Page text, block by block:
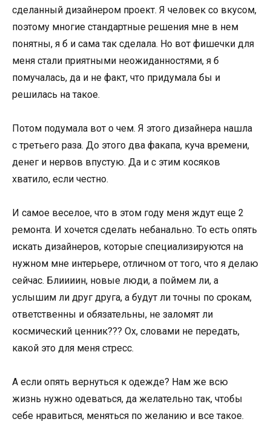
сделанный дизайнером проект. Я человек со вкусом,
поэтому многие стандартные решения мне в нем
понятны, я б и сама так сделала. Но вот фишечки для
меня стали приятными неожиданностями, я б
помучалась, да и не факт, что придумала бы и
решилась на такое.
Потом подумала вот о чем. Я этого дизайнера нашла
с третьего раза. До этого два факапа, куча времени,
денег и нервов впустую. Да и с этим косяков
хватило, если честно.
И самое веселое, что в этом году меня ждут еще 2
ремонта. И хочется сделать небанально. То есть опять
искать дизайнеров, которые специализируются на
нужном мне интерьере, отличном от того, что я делаю
сейчас. Блиииин, новые люди, а поймем ли, а
услышим ли друг друга, а будут ли точны по срокам,
ответственны и обязательны, не заломят ли
космический ценник??? Ох, словами не передать,
какой это для меня стресс.
А если опять вернуться к одежде? Нам же всю
жизнь нужно одеваться, да желательно так, чтобы
себе нравиться, меняться по желанию и все такое.